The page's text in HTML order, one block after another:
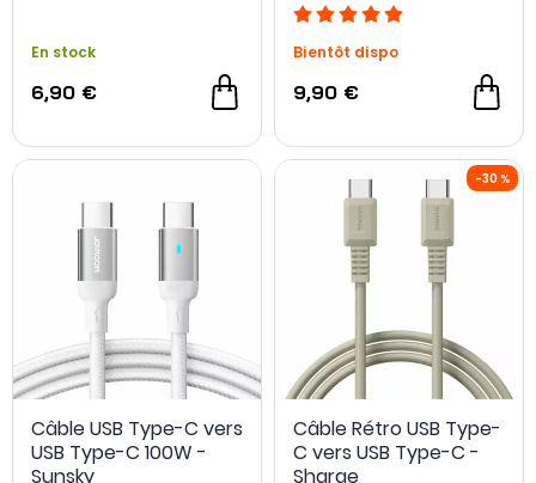
En stock
6,90 €
Bientôt dispo
9,90 €
Câble USB Type-C vers
USB Type-C 100W -
Sunsky
Câble Rétro USB Type-
C vers USB Type-C -
Sharge